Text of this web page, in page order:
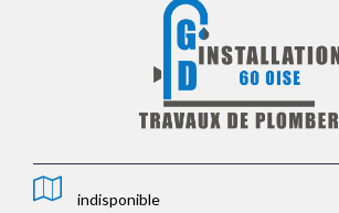
indisponible